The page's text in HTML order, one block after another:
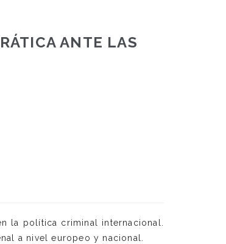
ANTE LAS
la política criminal internacional.
a nivel europeo y nacional.